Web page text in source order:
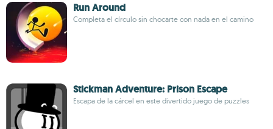
Run Around
Completa el círculo sin chocarte con nada en el camino
Stickman Adventure: Prison Escape
Escapa de la cárcel en este divertido juego de puzzles